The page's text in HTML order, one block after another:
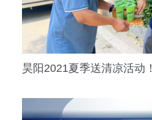
昊阳2021夏季送清凉活动！